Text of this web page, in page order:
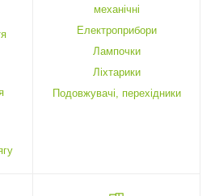
механічні
Електроприбори
Лампочки
Ліхтарики
Подовжувачі, перехідники